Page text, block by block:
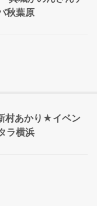
秋葉原
村あかり★イベン
ラ横浜